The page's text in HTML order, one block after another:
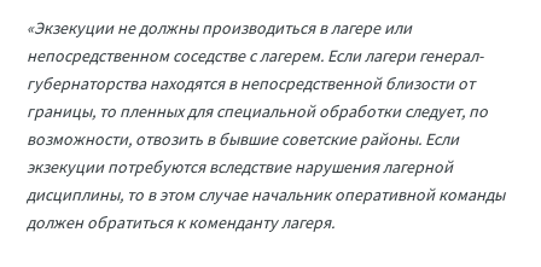
«Экзекуции не должны производиться в лагере или
непосредственном соседстве с лагерем. Если лагери генерал-
губернаторства находятся в непосредственной близости от
границы, то пленных для специальной обработки следует, по
возможности, отвозить в бывшие советские районы. Если
экзекуции потребуются вследствие нарушения лагерной
дисциплины, то в этом случае начальник оперативной команды
должен обратиться к коменданту лагеря.